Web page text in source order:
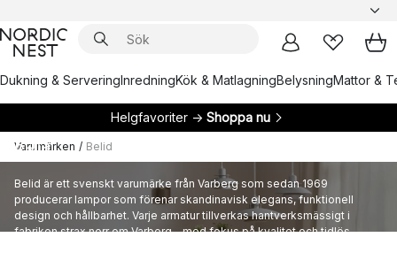
Dukning & ServeringInredningKök & MatlagningBelysningMattor &
Helgfavoriter → Shoppa nu
Varumärken / Belid
Belid
Belid är ett svenskt varumärke från Varberg som sedan 1969
producerar lampor som förenar skandinavisk elegans, funktionell
design och hållbarhet. Varje armatur tillverkas hantverksmässigt i
fabriken strax norr om Varberg – med fokus på kvalitet och tidlös